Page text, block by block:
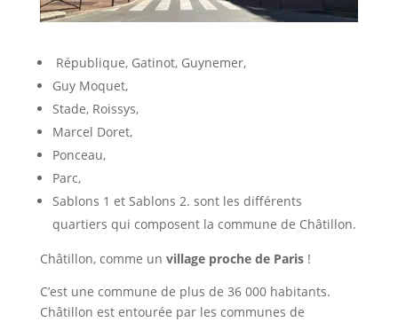
République, Gatinot, Guynemer,
Guy Moquet,
Stade, Roissys,
Marcel Doret,
Ponceau,
Parc,
Sablons 1 et Sablons 2. sont les différents
quartiers qui composent la commune de Châtillon.
Châtillon, comme un village proche de Paris!
C’est une commune de plus de 36 000 habitants.
Châtillon est entourée par les communes de